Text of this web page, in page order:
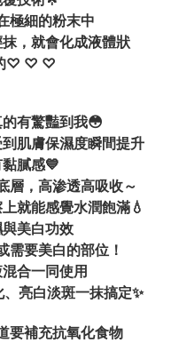
極細的粉末中
，就會化成液體狀
♡ ♡ ♡
有驚豔到我😳
肌膚保濕度瞬間提升
膩感💙
層，高渗透高吸收～
就能感覺水潤飽滿💧
美白功效
需要美白的部位！
合一同使用
亮白淡斑一抹搞定✨
要補充抗氧化食物